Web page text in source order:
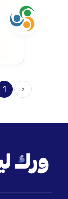
‹
1